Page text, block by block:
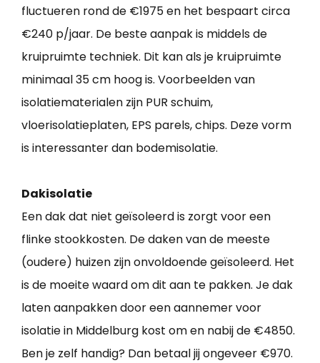
fluctueren rond de €1975 en het bespaart circa
€240 p/jaar. De beste aanpak is middels de
kruipruimte techniek. Dit kan als je kruipruimte
minimaal 35 cm hoog is. Voorbeelden van
isolatiematerialen zijn PUR schuim,
vloerisolatieplaten, EPS parels, chips. Deze vorm
is interessanter dan bodemisolatie.
Dakisolatie
Een dak dat niet geïsoleerd is zorgt voor een
flinke stookkosten. De daken van de meeste
(oudere) huizen zijn onvoldoende geïsoleerd. Het
is de moeite waard om dit aan te pakken. Je dak
laten aanpakken door een aannemer voor
isolatie in Middelburg kost om en nabij de €4850.
Ben je zelf handig? Dan betaal jij ongeveer €970.